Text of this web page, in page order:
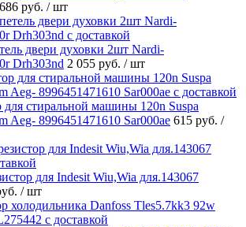
руб. / шт
двери духовки 2шт Nardi-
Drh303nd 2 055 руб. / шт
для стиральной машины 120n Suspa
Aeg- 8996451471610 Sar000ae 615 руб. /
для Indesit Wiu,Wia для.143067
/ шт